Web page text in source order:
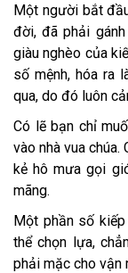
Một người bắt
đời, đã phải
giàu nghèo của
số mệnh, hóa ra
qua, do đó luôn
Có lẽ bạn chỉ
vào nhà vua
kẻ hô mưa gọi
mãng.
Một phần số
thể chọn lựa,
phải mặc cho vận